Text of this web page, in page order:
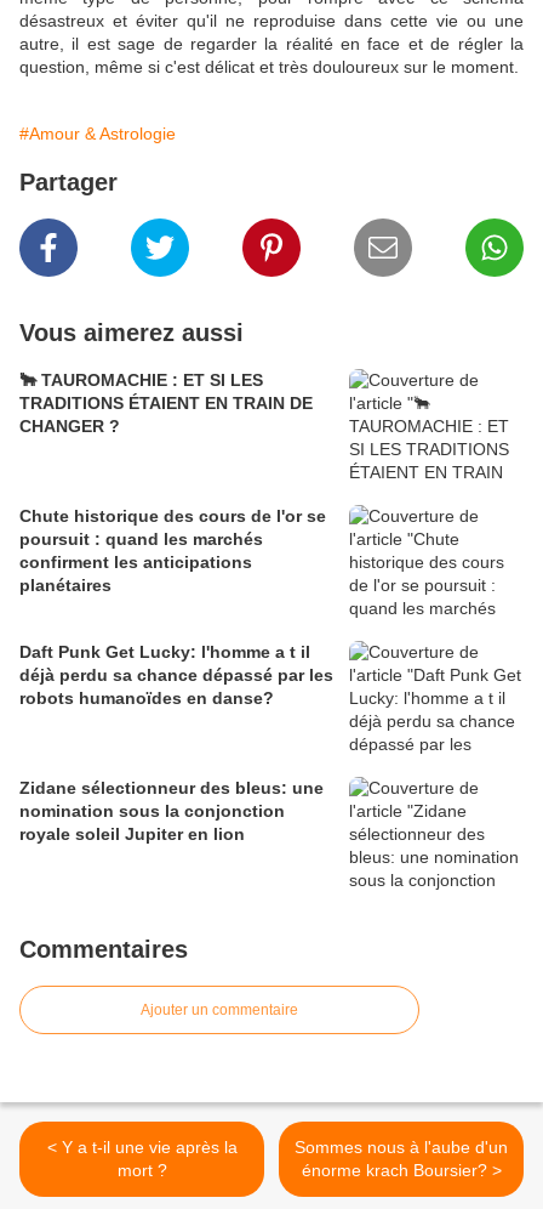
désastreux et éviter qu'il ne reproduise dans cette vie ou une
autre, il est sage de regarder la réalité en face et de régler la
question, même si c'est délicat et très douloureux sur le moment.
#Amour & Astrologie
Partager
Vous aimerez aussi
🐂 TAUROMACHIE : ET SI LES
TRADITIONS ÉTAIENT EN TRAIN DE
CHANGER ?
Chute historique des cours de l'or se
poursuit : quand les marchés
confirment les anticipations
planétaires
Daft Punk Get Lucky: l'homme a t il
déjà perdu sa chance dépassé par les
robots humanoïdes en danse?
Zidane sélectionneur des bleus: une
nomination sous la conjonction
royale soleil Jupiter en lion
Commentaires
Ajouter un commentaire
< Y a t-il une vie après la
mort ?
Sommes nous à l'aube d'un
énorme krach Boursier? >